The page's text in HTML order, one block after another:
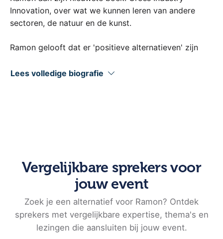
Innovation, over wat we kunnen leren van andere
sectoren, de natuur en de kunst.
Ramon gelooft dat er 'positieve alternatieven' zijn
we organisaties en processen vormgeven.
Wat Ramon zo bijzonder maakt zijn niet alleen de
inzichten die hij deelt, maar ook de manier waarop hij
die presenteert. Ramon is een geboren entertainer, hij
mixt sterke inzichten over creativiteit en innovatie
met persoonlijke anekdotes en humor. Zijn
Lees volledige biografie
Vergelijkbare sprekers voor
jouw event
Zoek je een alternatief voor Ramon? Ontdek
sprekers met vergelijkbare expertise, thema's en
lezingen die aansluiten bij jouw event.